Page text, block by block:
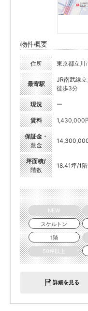
物件概要
住所 東京都立川
最寄駅
JR南武線立
徒歩3分
現況 ー
賃料 1,430,000
保証金・
敷金
坪面積/
階数
18.41坪/1階
NEW
スケルトン
1階
50坪以上
詳細を見る